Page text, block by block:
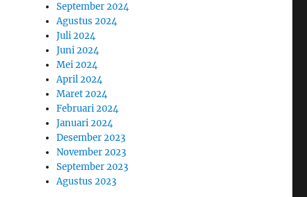
September 2024
Agustus 2024
Juli 2024
Juni 2024
Mei 2024
April 2024
Maret 2024
Februari 2024
Januari 2024
Desember 2023
November 2023
September 2023
Agustus 2023